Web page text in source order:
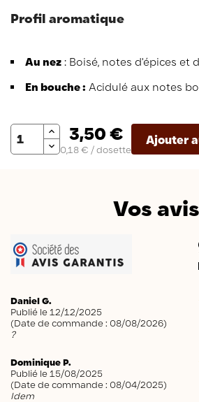
Profil aromatique
Au nez : Boisé, notes d'épices et
En bouche : Acidulé aux notes
Quantité 3,50 €
0,18 € / dosette
Ajouter
Vos avis
Daniel G.
Publié le 12/12/2025
(Date de commande : 08/08/2026)
?
Dominique P.
Publié le 15/08/2025
(Date de commande : 08/04/2025)
Idem